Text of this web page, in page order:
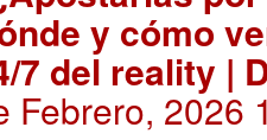
y cómo
7 del reality |
Febrero, 2026